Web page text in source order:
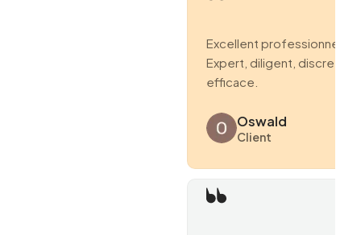
Excellent professionnel.
Expert, diligent, discret et
efficace.
Oswald
Client